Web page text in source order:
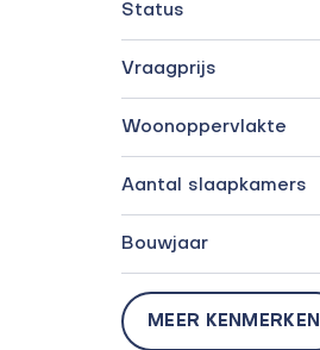
Status
Vraagprijs
Woonoppervlakte
Aantal slaapkamers
Bouwjaar
MEER KENMERKEN